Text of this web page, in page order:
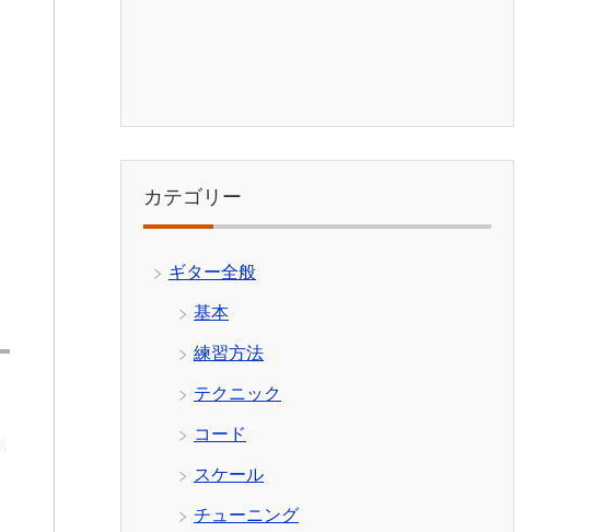
カテゴリー
ギター全般
基本
練習方法
テクニック
コード
スケール
チューニング